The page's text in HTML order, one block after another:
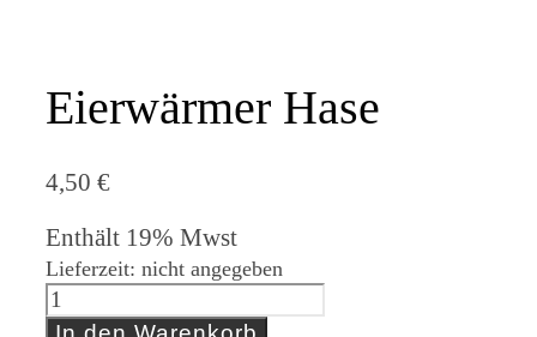
Eierwärmer Hase
4,50 €
Enthält 19% Mwst
Lieferzeit: nicht angegeben
Eierwärmer
Hase